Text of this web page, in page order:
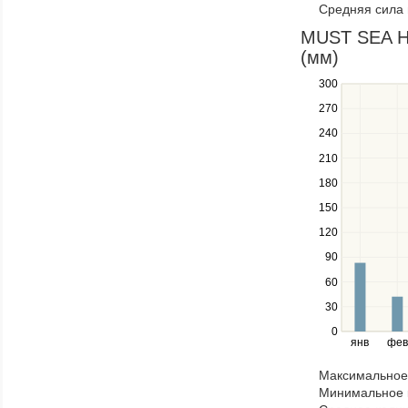
items
in
a
series.
Средняя сила
MUST SEA
(мм)
янв фев
0
30
60
90
120
150
180
210
240
270
300
Use
the
and
down
to
navigate
series.
Use
the
and
right
navigate
through
Минимальное